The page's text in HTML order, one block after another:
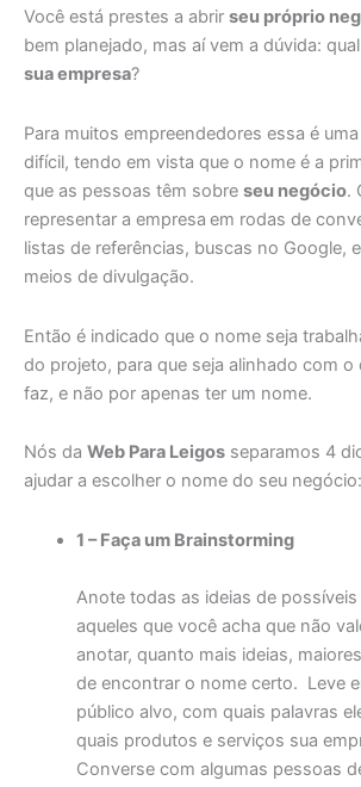
Você está prestes a abrir seu próprio
bem planejado, mas aí vem a dúvida:
sua empresa?
Para muitos empreendedores essa é
difícil, tendo em vista que o nome é a
que as pessoas têm sobre seu negócio.
representar a empresa em rodas de
listas de referências, buscas no Google,
meios de divulgação.
Então é indicado que o nome seja
do projeto, para que seja alinhado com o
faz, e não por apenas ter um nome.
Nós da Web Para Leigos separamos 4
ajudar a escolher o nome do seu negócio:
1 – Faça um Brainstorming
Anote todas as ideias de
aqueles que você acha que não
anotar, quanto mais ideias,
de encontrar o nome certo. Leve
público alvo, com quais palavras
quais produtos e serviços sua
Converse com algumas pessoas
DO
SEU
NEGÓCIO